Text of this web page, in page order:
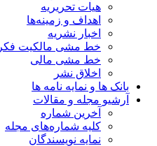
هیات تحریریه
اهداف و زمینه‌ها
اخبار نشریه
خط مشی مالکیت فکری
خط مشی مالی
اخلاق نشر
بانک ها و نمایه نامه ها
آرشیو مجله و مقالات
آخرین شماره
کلیه شماره‌های مجله
نمایه نویسندگان